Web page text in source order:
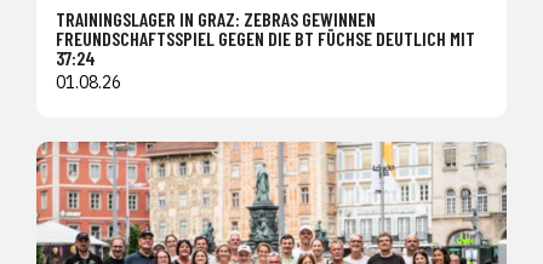
TRAININGSLAGER IN GRAZ: ZEBRAS GEWINNEN
FREUNDSCHAFTSSPIEL GEGEN DIE BT FÜCHSE DEUTLICH MIT
37:24
01.08.26